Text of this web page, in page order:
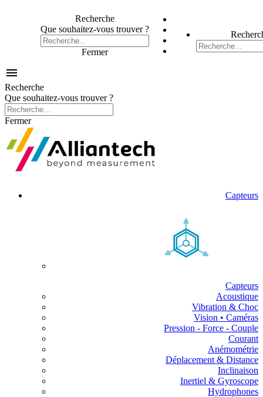
Recherche
Que souhaitez-vous trouver ?
Fermer

Recherche
Que souhaitez-vous trouver ?
Fermer
Capteurs
Capteurs
Acoustique
Vibration & Choc
Vision • Caméras
Pression - Force - Couple
Courant
Anémométrie
Déplacement & Distance
Inclinaison
Inertiel & Gyroscope
Hydrophones